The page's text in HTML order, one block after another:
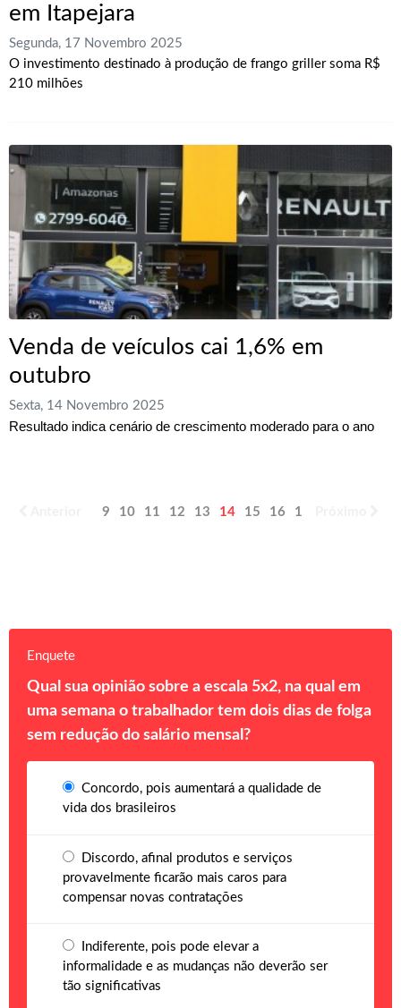
em Itapejara
Segunda, 17 Novembro 2025
O investimento destinado à produção de frango griller soma R$
210 milhões
Venda de veículos cai 1,6% em
outubro
Sexta, 14 Novembro 2025
Resultado indica cenário de crescimento moderado para o ano
9 10 11 12 13 14 15 16 17
Enquete
Qual sua opinião sobre a escala 5x2, na qual em
uma semana o trabalhador tem dois dias de folga
sem redução do salário mensal?
Concordo, pois aumentará a qualidade de
vida dos brasileiros
Discordo, afinal produtos e serviços
provavelmente ficarão mais caros para
compensar novas contratações
Indiferente, pois pode elevar a
informalidade e as mudanças não deverão ser
tão significativas